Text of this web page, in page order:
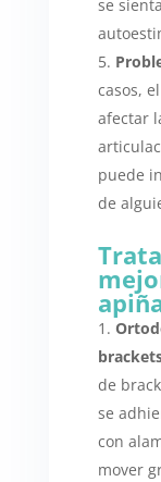
se
casos,
afectar
puede
de
de
se
con
mover